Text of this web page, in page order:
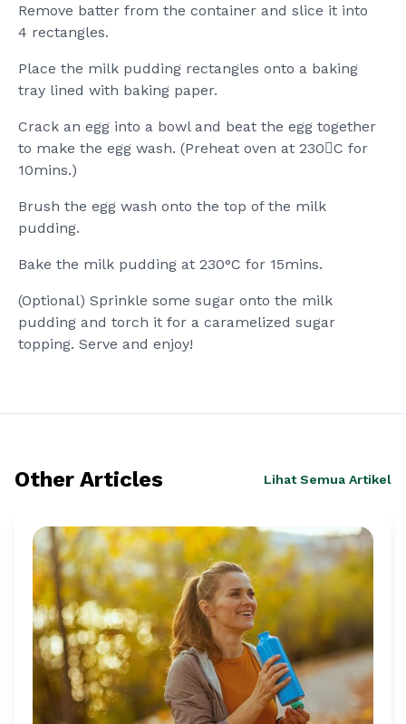
Remove batter from the container and slice it into
4 rectangles.
Place the milk pudding rectangles onto a baking
tray lined with baking paper.
Crack an egg into a bowl and beat the egg together
to make the egg wash. (Preheat oven at 230C for
10mins.)
Brush the egg wash onto the top of the milk
pudding.
Bake the milk pudding at 230°C for 15mins.
(Optional) Sprinkle some sugar onto the milk
pudding and torch it for a caramelized sugar
topping. Serve and enjoy!
Other Articles Lihat Semua Artikel